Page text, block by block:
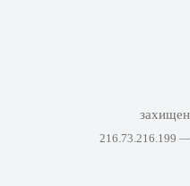
216.73.216.199 —